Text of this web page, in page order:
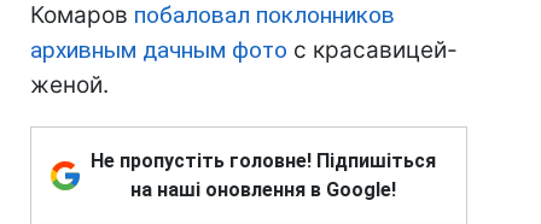
Комаров побаловал поклонников
архивным дачным фото с красавицей-
женой.
Не пропустіть головне! Підпишіться
на наші оновлення в Google!